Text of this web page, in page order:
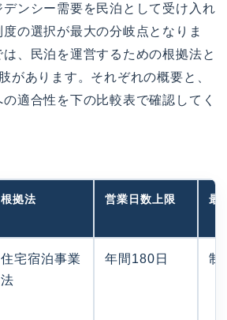
ンシー需要を民泊として受け入れ
の選択が最大の分岐点となりま
、民泊を運営するための根拠法と
があります。それぞれの概要と、
適合性を下の比較表で確認してく
根拠法 営業日数上限 最
住宅宿泊事業
法
年間180日 制